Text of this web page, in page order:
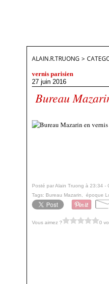
ALAIN.R.TRUONG >
vernis parisien
27 juin 2016
Bureau
Posté par Alain Truong à 23:34 -
Tags: Bureau Mazarin époque
Vous aimez ? 0